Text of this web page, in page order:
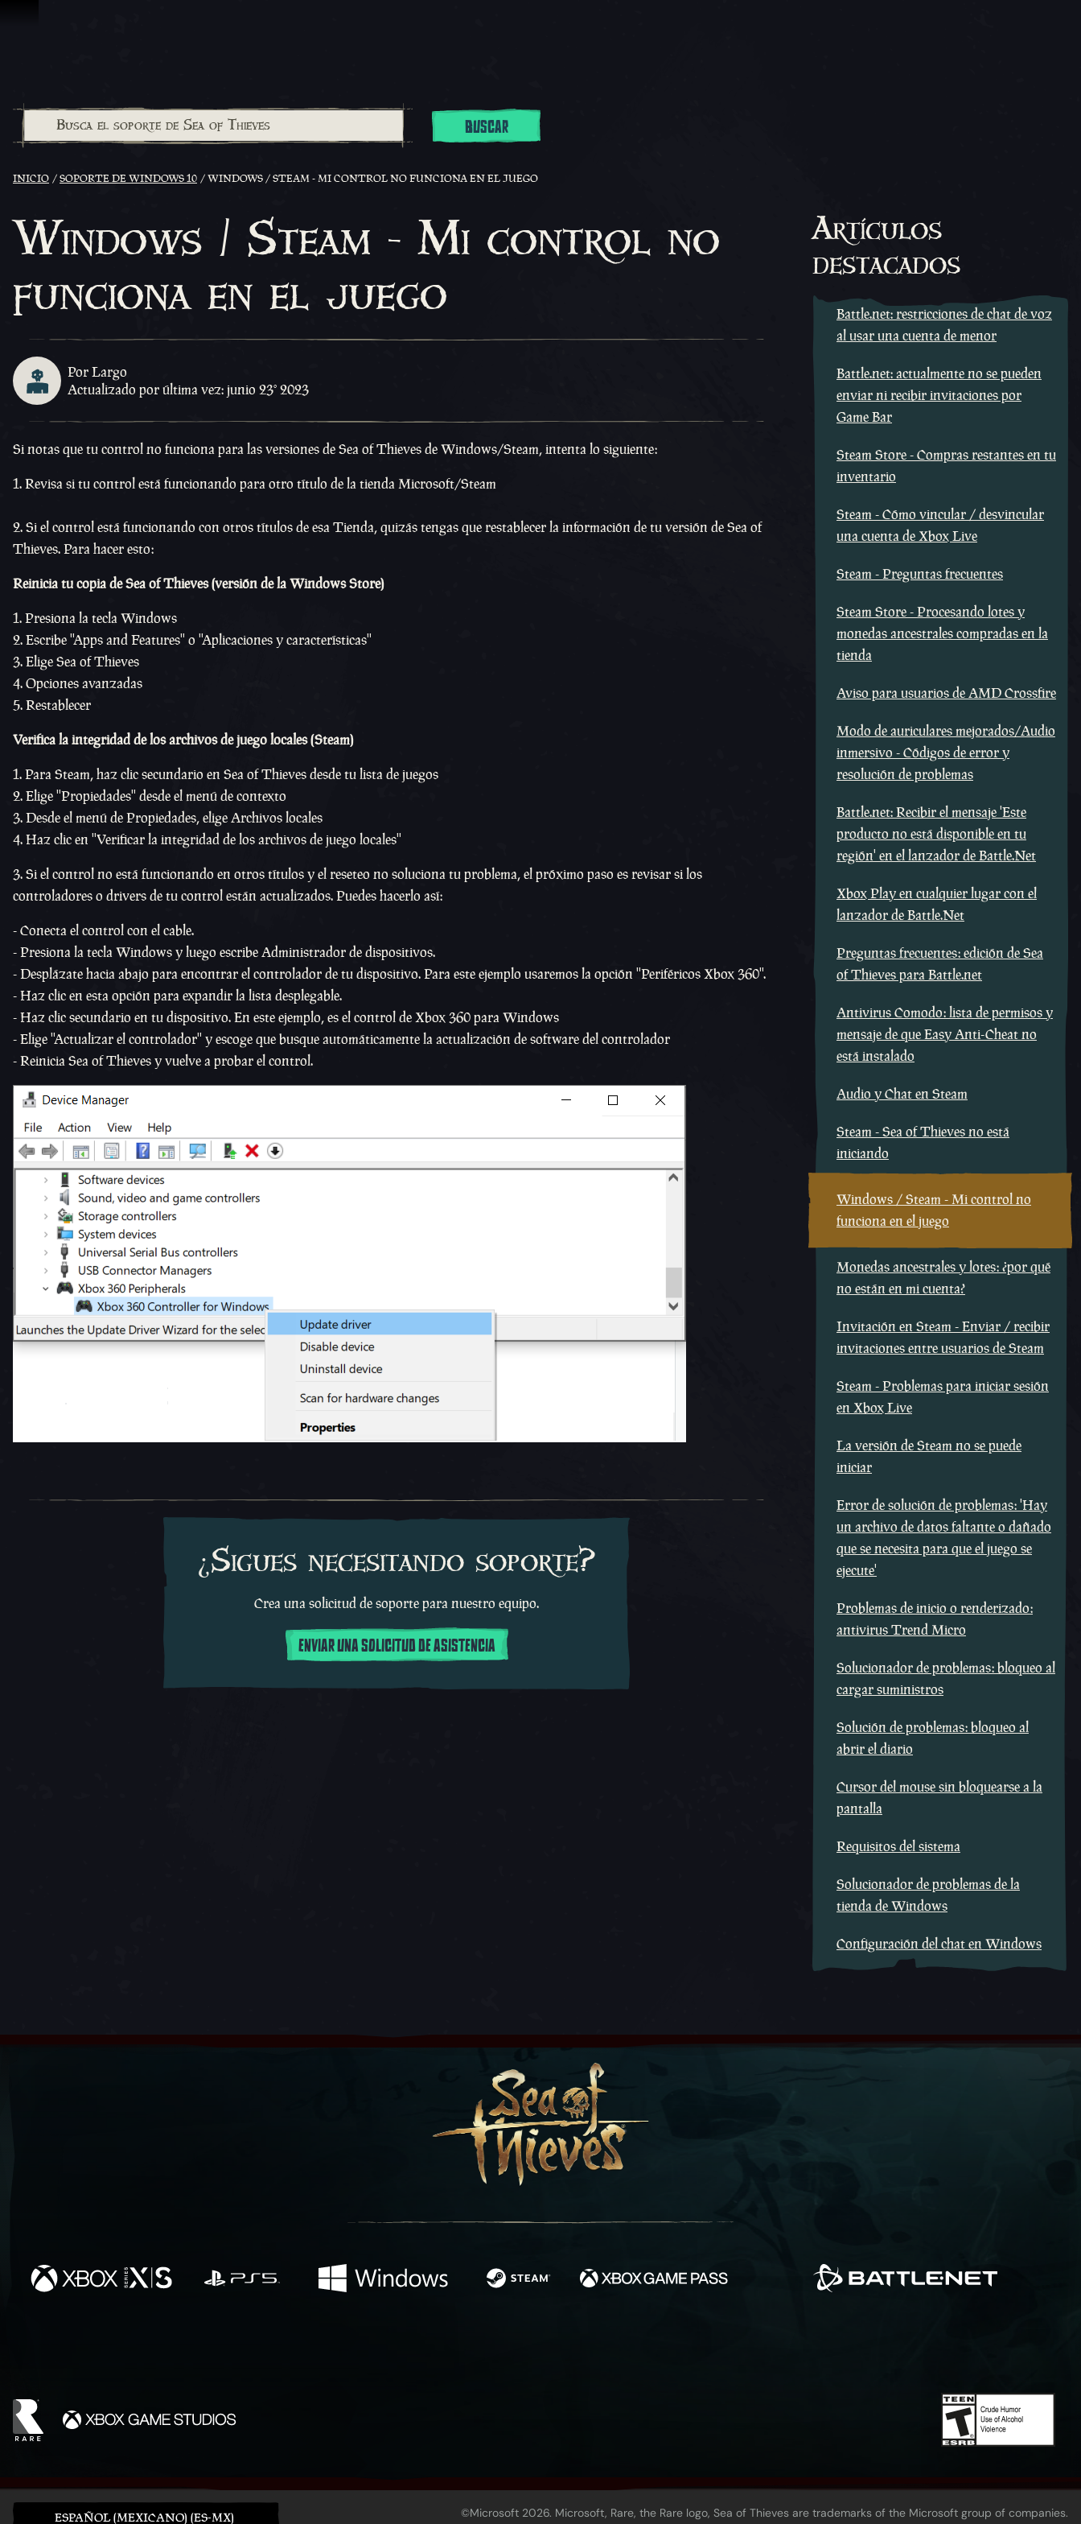
BUSCAR
INICIO SOPORTE DE WINDOWS 10 WINDOWS / STEAM - MI CONTROL NO FUNCIONA EN EL JUEGO
Windows / Steam - Mi control no
funciona en el juego
Por Largo
Actualizado por última vez: junio 23º 2023
Si notas que tu control no funciona para las versiones de Sea of Thieves de Windows/Steam, intenta lo siguiente:
Revisa si tu control está funcionando para otro título de la tienda Microsoft/Steam
Si el control está funcionando con otros títulos de esa Tienda, quizás tengas que restablecer la información de tu versión de Sea of
Thieves. Para hacer esto:
Reinicia tu copia de Sea of Thieves (versión de la Windows Store)
Presiona la tecla Windows
Escribe ''Apps and Features'' o ''Aplicaciones y características''
Elige Sea of Thieves
Opciones avanzadas
Restablecer
Verifica la integridad de los archivos de juego locales (Steam)
Para Steam, haz clic secundario en Sea of Thieves desde tu lista de juegos
Elige ''Propiedades'' desde el menú de contexto
Desde el menú de Propiedades, elige Archivos locales
Haz clic en ''Verificar la integridad de los archivos de juego locales''
3. Si el control no está funcionando en otros títulos y el reseteo no soluciona tu problema, el próximo paso es revisar si los
controladores o drivers de tu control están actualizados. Puedes hacerlo así:
- Conecta el control con el cable.
- Presiona la tecla Windows y luego escribe Administrador de dispositivos.
- Desplázate hacia abajo para encontrar el controlador de tu dispositivo. Para este ejemplo usaremos la opción ''Periféricos Xbox 360''.
- Haz clic en esta opción para expandir la lista desplegable.
- Haz clic secundario en tu dispositivo. En este ejemplo, es el control de Xbox 360 para Windows
- Elige ''Actualizar el controlador'' y escoge que busque automáticamente la actualización de software del controlador
- Reinicia Sea of Thieves y vuelve a probar el control.
¿Sigues necesitando soporte?
Crea una solicitud de soporte para nuestro equipo.
ENVIAR UNA SOLICITUD DE ASISTENCIA
Artículos
destacados
Battle.net: restricciones de chat de voz
al usar una cuenta de menor
Battle.net: actualmente no se pueden
enviar ni recibir invitaciones por
Game Bar
Steam Store - Compras restantes en tu
inventario
Steam - Cómo vincular / desvincular
una cuenta de Xbox Live
Steam - Preguntas frecuentes
Steam Store - Procesando lotes y
monedas ancestrales compradas en la
tienda
Aviso para usuarios de AMD Crossfire
Modo de auriculares mejorados/Audio
inmersivo - Códigos de error y
resolución de problemas
Battle.net: Recibir el mensaje 'Este
producto no está disponible en tu
región' en el lanzador de Battle.Net
Xbox Play en cualquier lugar con el
lanzador de Battle.Net
Preguntas frecuentes: edición de Sea
of Thieves para Battle.net
Antivirus Comodo: lista de permisos y
mensaje de que Easy Anti-Cheat no
está instalado
Audio y Chat en Steam
Steam - Sea of Thieves no está
iniciando
Windows / Steam - Mi control no
funciona en el juego
Monedas ancestrales y lotes: ¿por qué
no están en mi cuenta?
Invitación en Steam - Enviar / recibir
invitaciones entre usuarios de Steam
Steam - Problemas para iniciar sesión
en Xbox Live
La versión de Steam no se puede
iniciar
Error de solución de problemas: 'Hay
un archivo de datos faltante o dañado
que se necesita para que el juego se
ejecute'
Problemas de inicio o renderizado:
antivirus Trend Micro
Solucionador de problemas: bloqueo al
cargar suministros
Solución de problemas: bloqueo al
abrir el diario
Cursor del mouse sin bloquearse a la
pantalla
Requisitos del sistema
Solucionador de problemas de la
tienda de Windows
Configuración del chat en Windows
ESPAÑOL (MEXICANO) (ES-MX) ©Microsoft 2026. Microsoft, Rare, the Rare logo, Sea of Thieves are trademarks of the Microsoft group of companies.